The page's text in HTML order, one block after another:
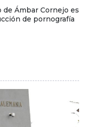
de Ámbar Cornejo es
de pornografía